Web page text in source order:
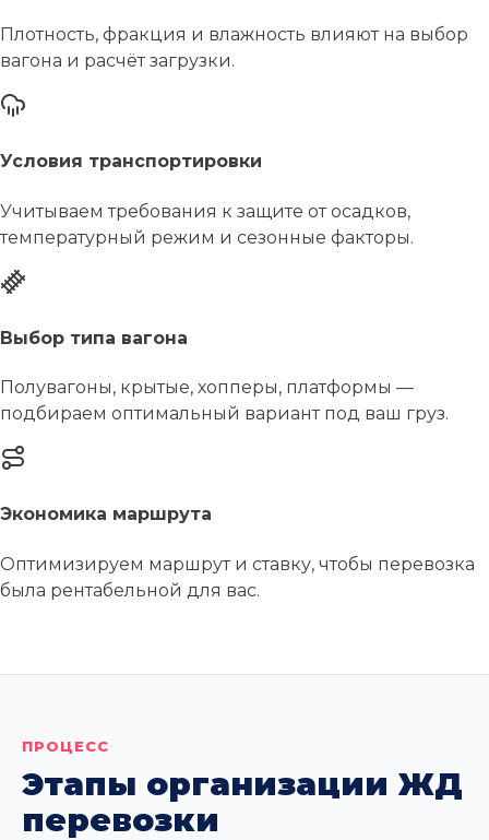
Плотность, фракция и влажность влияют на выбор
вагона и расчёт загрузки.
Условия транспортировки
Учитываем требования к защите от осадков,
температурный режим и сезонные факторы.
Выбор типа вагона
Полувагоны, крытые, хопперы, платформы —
подбираем оптимальный вариант под ваш груз.
Экономика маршрута
Оптимизируем маршрут и ставку, чтобы перевозка
была рентабельной для вас.
ПРОЦЕСС
Этапы организации ЖД
перевозки